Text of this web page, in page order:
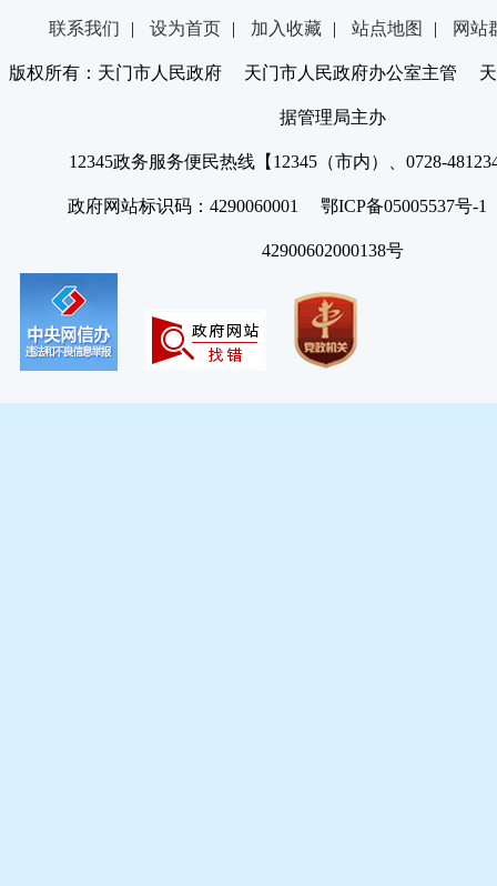
联系我们 | 设为首页 | 加入收藏 | 站点地图 | 网站
版权所有：天门市人民政府 天门市人民政府办公室主管 天
据管理局主办
12345政务服务便民热线【12345（市内）、0728-
政府网站标识码：4290060001 鄂ICP备05005537号
42900602000138号